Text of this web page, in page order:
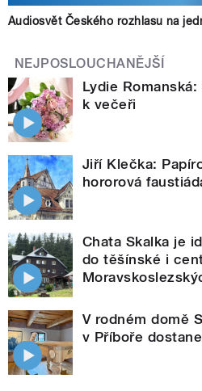
Audiosvět Českého rozhlasu na
NEJPOSLOUCHANĚJŠÍ
Lydie
k večeři
Jiří Klečka:
hororová
Chata Skalka je
do těšínské i
V rodném domě
v Příboře